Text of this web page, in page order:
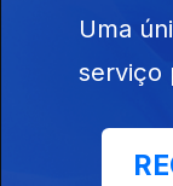
Uma
serviço